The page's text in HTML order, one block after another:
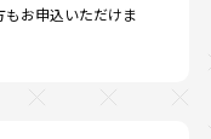
お申込いただけま